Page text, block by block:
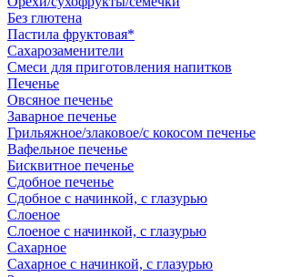
Без глютена
Пастила фруктовая*
Сахарозаменители
Смеси для приготовления напитков
Печенье
Овсяное печенье
Заварное печенье
Грильяжное/злаковое/с кокосом печенье
Вафельное печенье
Бисквитное печенье
Сдобное печенье
Сдобное с начинкой, с глазурью
Слоеное
Слоеное с начинкой, с глазурью
Сахарное
Сахарное с начинкой, с глазурью